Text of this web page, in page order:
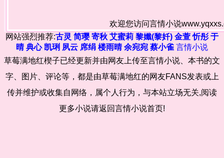
欢迎您访问言情小说
网站强烈推荐:古灵 简璎 寄秋 艾蜜莉 黎孅(黎奷) 金萱 忻彤 于
晴 典心 凯琍 夙云 席绢 楼雨晴 余宛宛 蔡小雀 言情小说
草莓满地红楔子已经更新并由网友上传至言情小说、本书的文
字、图片、评论等，都是由草莓满地红的网友FANS发表或上
传并维护或收集自网络，属个人行为，与本站立场无关,阅读
更多小说请返回言情小说首页!